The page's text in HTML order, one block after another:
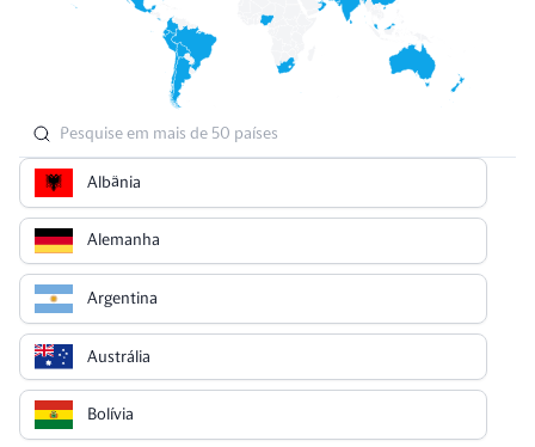
Albânia
Alemanha
Argentina
Austrália
Bolívia